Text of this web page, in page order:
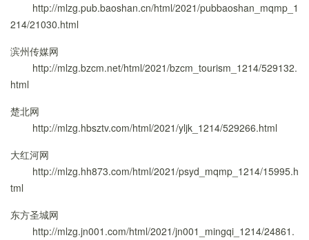
http://mlzg.pub.baoshan.cn/html/2021/pubbaoshan_mqmp_1
214/21030.html
滨州传媒网
http://mlzg.bzcm.net/html/2021/bzcm_tourism_1214/529132.
html
楚北网
http://mlzg.hbsztv.com/html/2021/yljk_1214/529266.html
大红河网
http://mlzg.hh873.com/html/2021/psyd_mqmp_1214/15995.h
tml
东方圣城网
http://mlzg.jn001.com/html/2021/jn001_mingqi_1214/24861.